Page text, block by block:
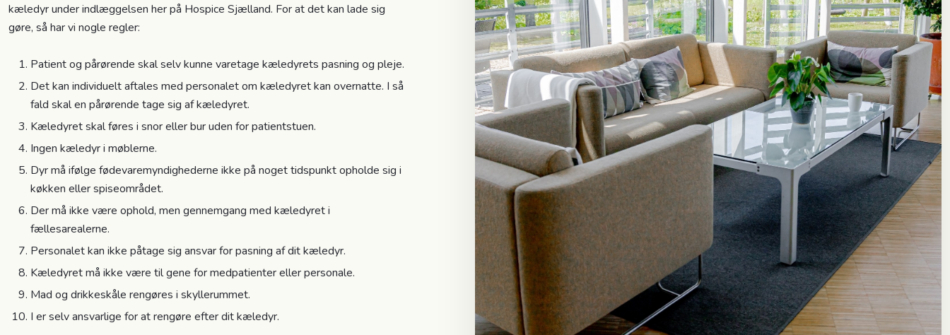
kæledyr under indlæggelsen her på Hospice Sjælland. For at det kan lade sig
gøre, så har vi nogle regler:
Patient og pårørende skal selv kunne varetage kæledyrets pasning og pleje.
Det kan individuelt aftales med personalet om kæledyret kan overnatte. I så
fald skal en pårørende tage sig af kæledyret.
Kæledyret skal føres i snor eller bur uden for patientstuen.
Ingen kæledyr i møblerne.
Dyr må ifølge fødevaremyndighederne ikke på noget tidspunkt opholde sig i
køkken eller spiseområdet.
Der må ikke være ophold, men gennemgang med kæledyret i
fællesarealerne.
Personalet kan ikke påtage sig ansvar for pasning af dit kæledyr.
Kæledyret må ikke være til gene for medpatienter eller personale.
Mad og drikkeskåle rengøres i skyllerummet.
I er selv ansvarlige for at rengøre efter dit kæledyr.